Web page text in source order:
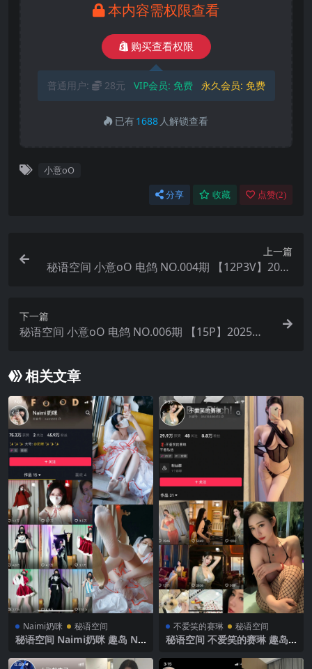
本内容需权限查看
购买查看权限
普通用户: 28元 VIP会员: 免费 永久会员: 免费
已有1688 人解锁查看
小意oO
分享 收藏 点赞(2)
上一篇
秘语空间 小意oO 电鸽 NO.004期 【12P3V】2025
下一篇
秘语空间 小意oO 电鸽 NO.006期 【15P】2025年
相关文章
Naimi奶咪 秘语空间
秘语空间 Naimi奶咪 趣岛 N
完整版
不爱笑的赛琳 秘语空间
秘语空间 不爱笑的赛琳 趣岛
年最新完整版